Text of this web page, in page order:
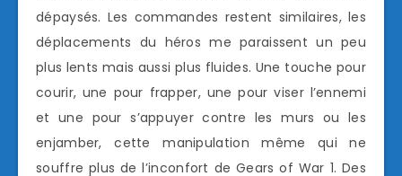
dépaysés. Les commandes restent similaires, les
déplacements du héros me paraissent un peu
plus lents mais aussi plus fluides. Une touche pour
courir, une pour frapper, une pour viser l’ennemi
et une pour s’appuyer contre les murs ou les
enjamber, cette manipulation même qui ne
souffre plus de l’inconfort de Gears of War 1. Des